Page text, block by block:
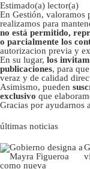
Estimado(a) lector(a)
En Gestión, valoramos
realizamos para
no está permitido,
o parcialmente los
autorizacion previa y
En su lugar, los
publicaciones, para
veraz y de calidad
Asimismo, pueden
exclusivo que
Gracias por ayudarnos
últimas noticias